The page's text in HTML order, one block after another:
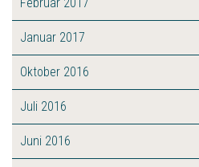
Januar 2017
Oktober 2016
Juli 2016
Juni 2016